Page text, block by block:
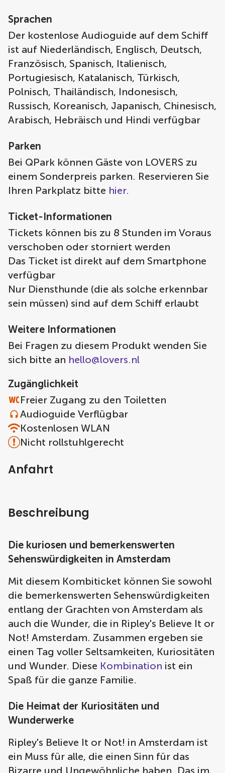
Sprachen
Der kostenlose Audioguide auf dem Schiff
ist auf Niederländisch, Englisch, Deutsch,
Französisch, Spanisch, Italienisch,
Portugiesisch, Katalanisch, Türkisch,
Polnisch, Thailändisch, Indonesisch,
Russisch, Koreanisch, Japanisch, Chinesisch,
Arabisch, Hebräisch und Hindi verfügbar
Parken
Bei QPark können Gäste von LOVERS zu
einem Sonderpreis parken. Reservieren Sie
Ihren Parkplatz bitte hier.
Ticket-Informationen
Tickets können bis zu 8 Stunden im Voraus
verschoben oder storniert werden
Das Ticket ist direkt auf dem Smartphone
verfügbar
Nur Diensthunde (die als solche erkennbar
sein müssen) sind auf dem Schiff erlaubt
Weitere Informationen
Bei Fragen zu diesem Produkt wenden Sie
sich bitte an hello@lovers.nl
Zugänglichkeit
Freier Zugang zu den Toiletten
Audioguide Verflügbar
Kostenlosen WLAN
Nicht rollstuhlgerecht
Anfahrt
Beschreibung
Die kuriosen und bemerkenswerten
Sehenswürdigkeiten in Amsterdam
Mit diesem Kombiticket können Sie sowohl
die bemerkenswerten Sehenswürdigkeiten
entlang der Grachten von Amsterdam als
auch die Wunder, die in Ripley's Believe It or
Not! Amsterdam. Zusammen ergeben sie
einen Tag voller Seltsamkeiten, Kuriositäten
und Wunder. Diese Kombination ist ein
Spaß für die ganze Familie.
Die Heimat der Kuriositäten und
Wunderwerke
Ripley's Believe It or Not! in Amsterdam ist
ein Muss für alle, die einen Sinn für das
Bizarre und Ungewöhnliche haben. Das im